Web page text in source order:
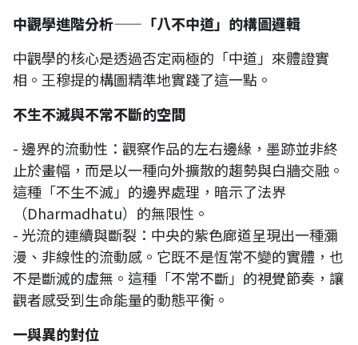
中觀學進階分析——「八不中道」的構圖邏輯
中觀學的核心是透過否定兩極的「中道」來體證實
相。王穆提的構圖精準地實踐了這一點。
不生不滅與不常不斷的空間
- 邊界的流動性：觀察作品的左右邊緣，墨跡並非終
止於畫幅，而是以一種向外擴散的趨勢與白牆交融。
這種「不生不滅」的邊界處理，暗示了法界
（Dharmadhatu）的無限性。
- 光流的連續與斷裂：中央的紫色廊道呈現出一種瀰
漫、非線性的流動感。它既不是恆常不變的實體，也
不是斷滅的虛無。這種「不常不斷」的視覺節奏，讓
觀者感受到生命能量的動態平衡。
一與異的對位